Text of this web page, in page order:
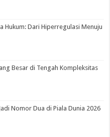
Hukum: Dari Hiperregulasi Menuju
Besar di Tengah Kompleksitas
Nomor Dua di Piala Dunia 2026